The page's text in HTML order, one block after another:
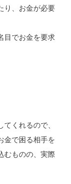
り、お金が必要
目でお金を要求
くれるので、
金で困る相手を
むものの、実際